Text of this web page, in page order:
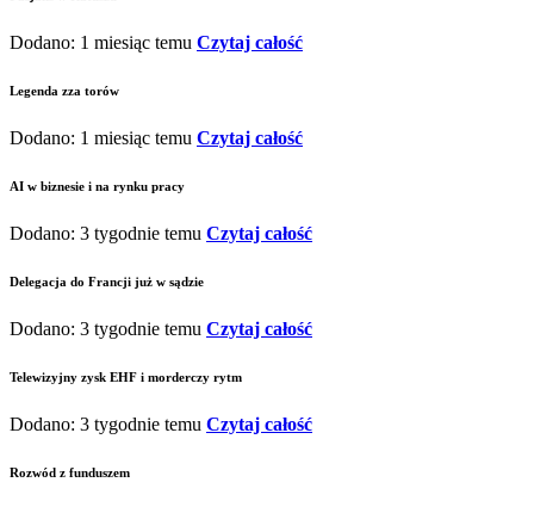
Dodano: 1 miesiąc temu Czytaj całość
Legenda zza torów
Dodano: 1 miesiąc temu Czytaj całość
AI w biznesie i na rynku pracy
Dodano: 3 tygodnie temu Czytaj całość
Delegacja do Francji już w sądzie
Dodano: 3 tygodnie temu Czytaj całość
Telewizyjny zysk EHF i morderczy rytm
Dodano: 3 tygodnie temu Czytaj całość
Rozwód z funduszem